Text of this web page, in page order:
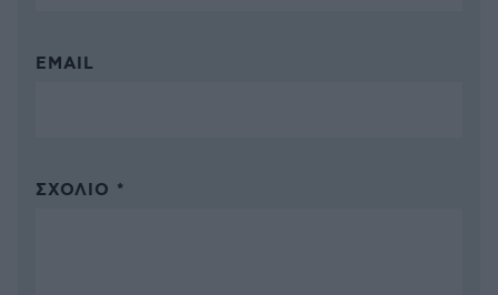
EMAIL
ΣΧΌΛΙΟ *